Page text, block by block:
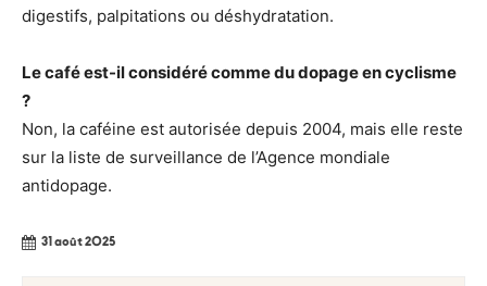
digestifs, palpitations ou déshydratation.
Le café est-il considéré comme du dopage en cyclisme
?
Non, la caféine est autorisée depuis 2004, mais elle reste
sur la liste de surveillance de l’Agence mondiale
antidopage.
31 août 2025